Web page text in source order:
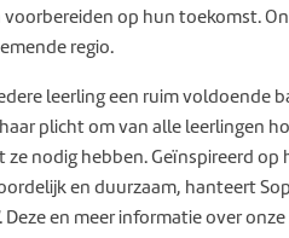
op hun toekomst.
regio.
leerling een ruim voldoende
plicht om van alle leerlingen
ze nodig hebben. Geïnspireerd
en duurzaam, hanteert
Deze en meer informatie over